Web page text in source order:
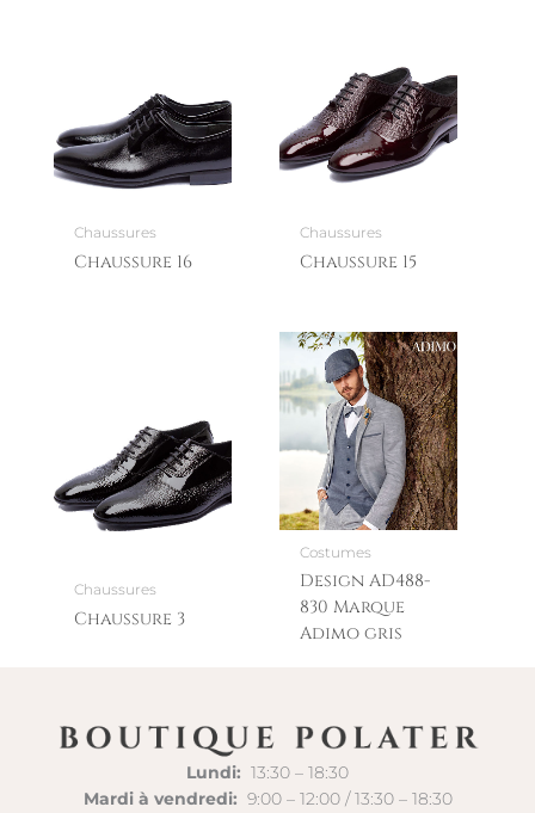
Chaussures
Chaussure 16
Chaussures
Chaussure 15
Chaussures
Chaussure 3
Costumes
Design AD488-
830 Marque
Adimo gris
Lundi: 13:30 – 18:30
Mardi à vendredi: 9:00 – 12:00 / 13:30 – 18:30